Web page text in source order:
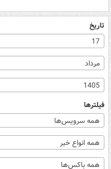
تاریخ
17
مرداد
1405
فیلترها
همه سرویس‌ها
همه انواع خبر
همه باکس‌ها